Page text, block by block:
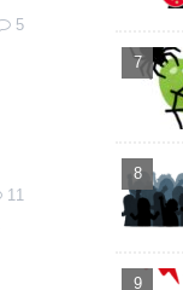
5
11